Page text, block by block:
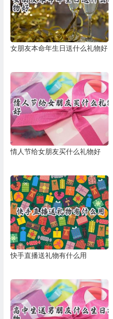
女朋友本命年生日送什么礼物好
情人节给女朋友买什么礼物好
快手直播送礼物有什么用